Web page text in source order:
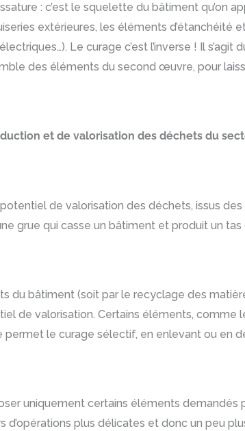
: c’est le squelette du bâtiment qu’on
extérieures, les éléments d’étanchéité
Le curage c’est l’inverse ! Il s’agit
des éléments du second œuvre, pour
et de valorisation des déchets du
de valorisation des déchets, issus
grue qui casse un bâtiment et produit un
bâtiment (soit par le recyclage des
de valorisation. Certains éléments, comme
le curage sélectif, en enlevant ou en
uniquement certains éléments demandés
plus délicates et donc un peu